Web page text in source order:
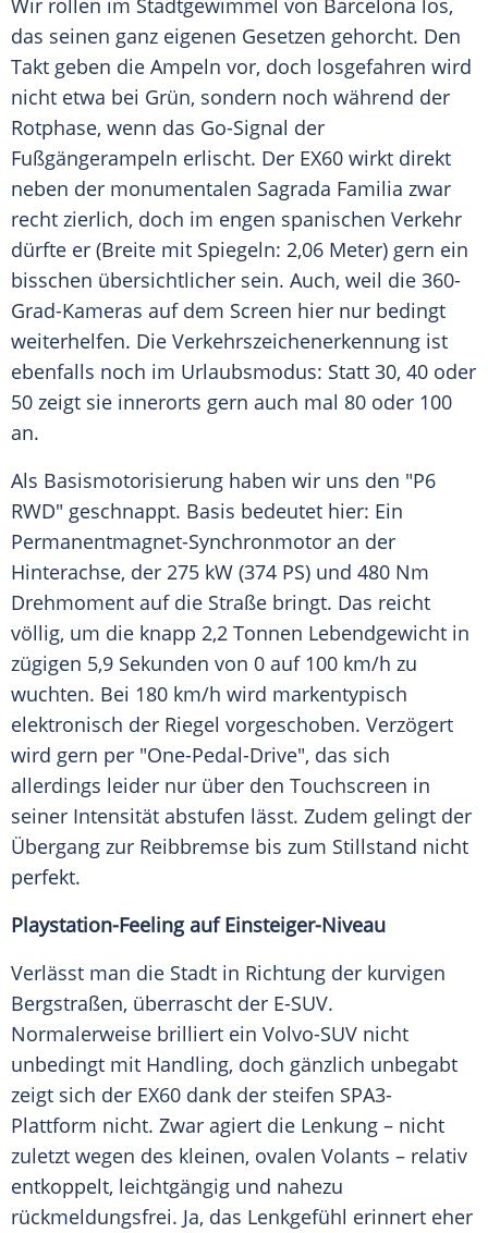
Wir rollen im Stadtgewimmel von Barcelona los,
das seinen ganz eigenen Gesetzen gehorcht. Den
Takt geben die Ampeln vor, doch losgefahren wird
nicht etwa bei Grün, sondern noch während der
Rotphase, wenn das Go-Signal der
Fußgängerampeln erlischt. Der EX60 wirkt direkt
neben der monumentalen Sagrada Familia zwar
recht zierlich, doch im engen spanischen Verkehr
dürfte er (Breite mit Spiegeln: 2,06 Meter) gern ein
bisschen übersichtlicher sein. Auch, weil die 360-
Grad-Kameras auf dem Screen hier nur bedingt
weiterhelfen. Die Verkehrszeichenerkennung ist
ebenfalls noch im Urlaubsmodus: Statt 30, 40 oder
50 zeigt sie innerorts gern auch mal 80 oder 100
an.
Als Basismotorisierung haben wir uns den "P6
RWD" geschnappt. Basis bedeutet hier: Ein
Permanentmagnet-Synchronmotor an der
Hinterachse, der 275 kW (374 PS) und 480 Nm
Drehmoment auf die Straße bringt. Das reicht
völlig, um die knapp 2,2 Tonnen Lebendgewicht in
zügigen 5,9 Sekunden von 0 auf 100 km/h zu
wuchten. Bei 180 km/h wird markentypisch
elektronisch der Riegel vorgeschoben. Verzögert
wird gern per "One-Pedal-Drive", das sich
allerdings leider nur über den Touchscreen in
seiner Intensität abstufen lässt. Zudem gelingt der
Übergang zur Reibbremse bis zum Stillstand nicht
perfekt.
Playstation-Feeling auf Einsteiger-Niveau
Verlässt man die Stadt in Richtung der kurvigen
Bergstraßen, überrascht der E-SUV.
Normalerweise brilliert ein Volvo-SUV nicht
unbedingt mit Handling, doch gänzlich unbegabt
zeigt sich der EX60 dank der steifen SPA3-
Plattform nicht. Zwar agiert die Lenkung – nicht
zuletzt wegen des kleinen, ovalen Volants – relativ
entkoppelt, leichtgängig und nahezu
rückmeldungsfrei. Ja, das Lenkgefühl erinnert eher